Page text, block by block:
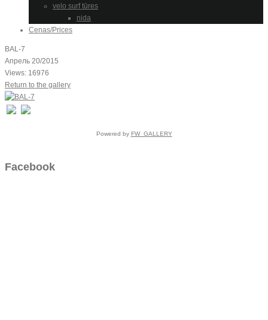
velo surf tūres
nida
Cenas/Prices
BAL-7
Апрель 20/2015
Views: 16976
Return to the gallery
Powered by FW_GALLERY
Facebook